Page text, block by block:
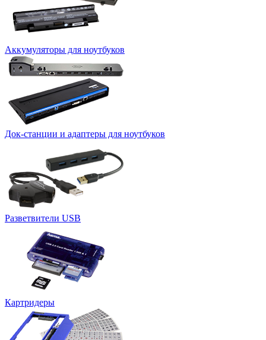
Аккумуляторы для ноутбуков
Док-станции и адаптеры для ноутбуков
Разветвители USB
Картридеры